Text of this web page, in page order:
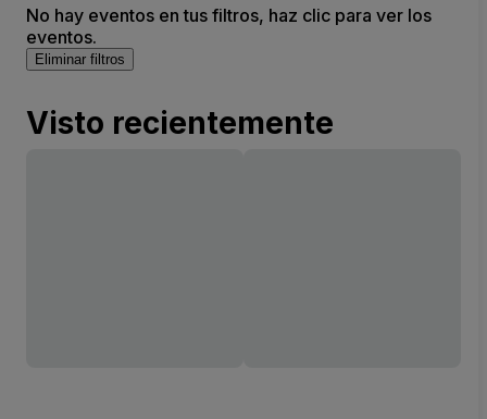
No hay eventos en tus filtros, haz clic para ver los
eventos.
Eliminar filtros
Visto recientemente